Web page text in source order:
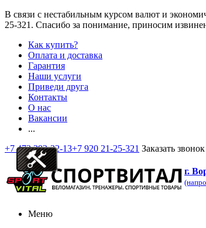
В связи с нестабильным курсом валют и
25-321 . Спасибо за понимание, приносим
Как купить?
Оплата и доставка
Гарантия
Наши услуги
Приведи друга
Контакты
О нас
Вакансии
...
+7 473 292-32-13+7 920 21-25-321 Заказать звонок
г.
Меню